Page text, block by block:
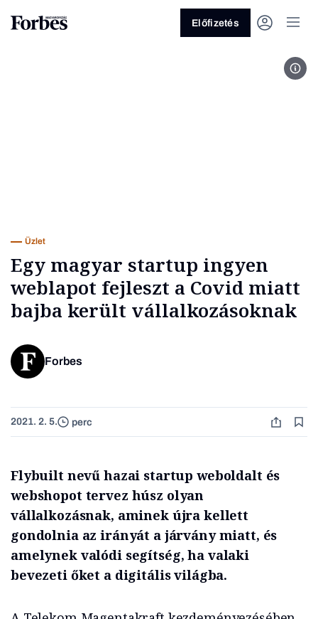
Előfizetés
Üzlet
Egy magyar startup ingyen
weblapot fejleszt a Covid miatt
bajba került vállalkozásoknak
Forbes
2021. 2. 5. perc
Flybuilt nevű hazai startup weboldalt és
webshopot tervez húsz olyan
vállalkozásnak, aminek újra kellett
gondolnia az irányát a járvány miatt, és
amelynek valódi segítség, ha valaki
bevezeti őket a digitális világba.